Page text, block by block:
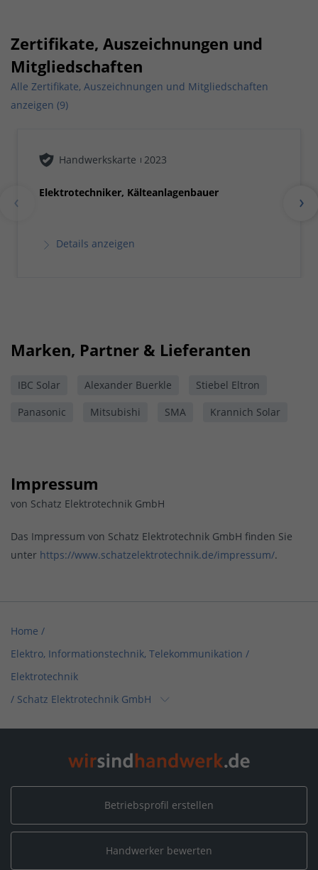
Zertifikate, Auszeichnungen und
Mitgliedschaften
Alle Zertifikate, Auszeichnungen und Mitgliedschaften
anzeigen (9)
Handwerkskarte 2023
Elektrotechniker, Kälteanlagenbauer
Details anzeigen
Marken, Partner & Lieferanten
IBC Solar Alexander Buerkle
Stiebel Eltron
Panasonic
Mitsubishi SMA Krannich Solar
Impressum
von Schatz Elektrotechnik GmbH
Das Impressum von Schatz Elektrotechnik GmbH finden Sie
unter https://www.schatzelektrotechnik.de/impressum/.
Home /
Elektro, Informationstechnik, Telekommunikation /
Elektrotechnik
/ Schatz Elektrotechnik GmbH
Home /
Sanitär, Heizung, Klima / Solar, Photovoltaik & Erneuerbare
Home / Sanitär, Heizung, Klima / Heizungsbau & Klimatechnik
Schatz Elektrotechnik GmbH
Betriebsprofil erstellen
Handwerker bewerten